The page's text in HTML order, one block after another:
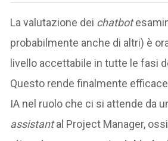
La valutazione dei chatbot
probabilmente anche di altri) è
livello accettabile in tutte le fasi
Questo rende finalmente
IA nel ruolo che ci si attende da
assistantal Project Manager,